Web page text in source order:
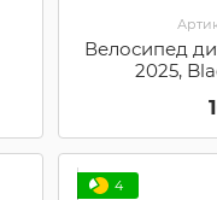
Велосипед
2025,
4